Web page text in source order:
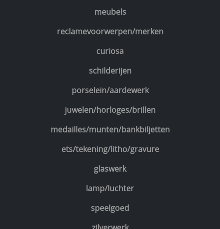
meubels
reclamevoorwerpen/merken
curiosa
schilderijen
porselein/aardewerk
juwelen/horloges/brillen
medailles/munten/bankbiljetten
ets/tekening/litho/gravure
glaswerk
lamp/luchter
speelgoed